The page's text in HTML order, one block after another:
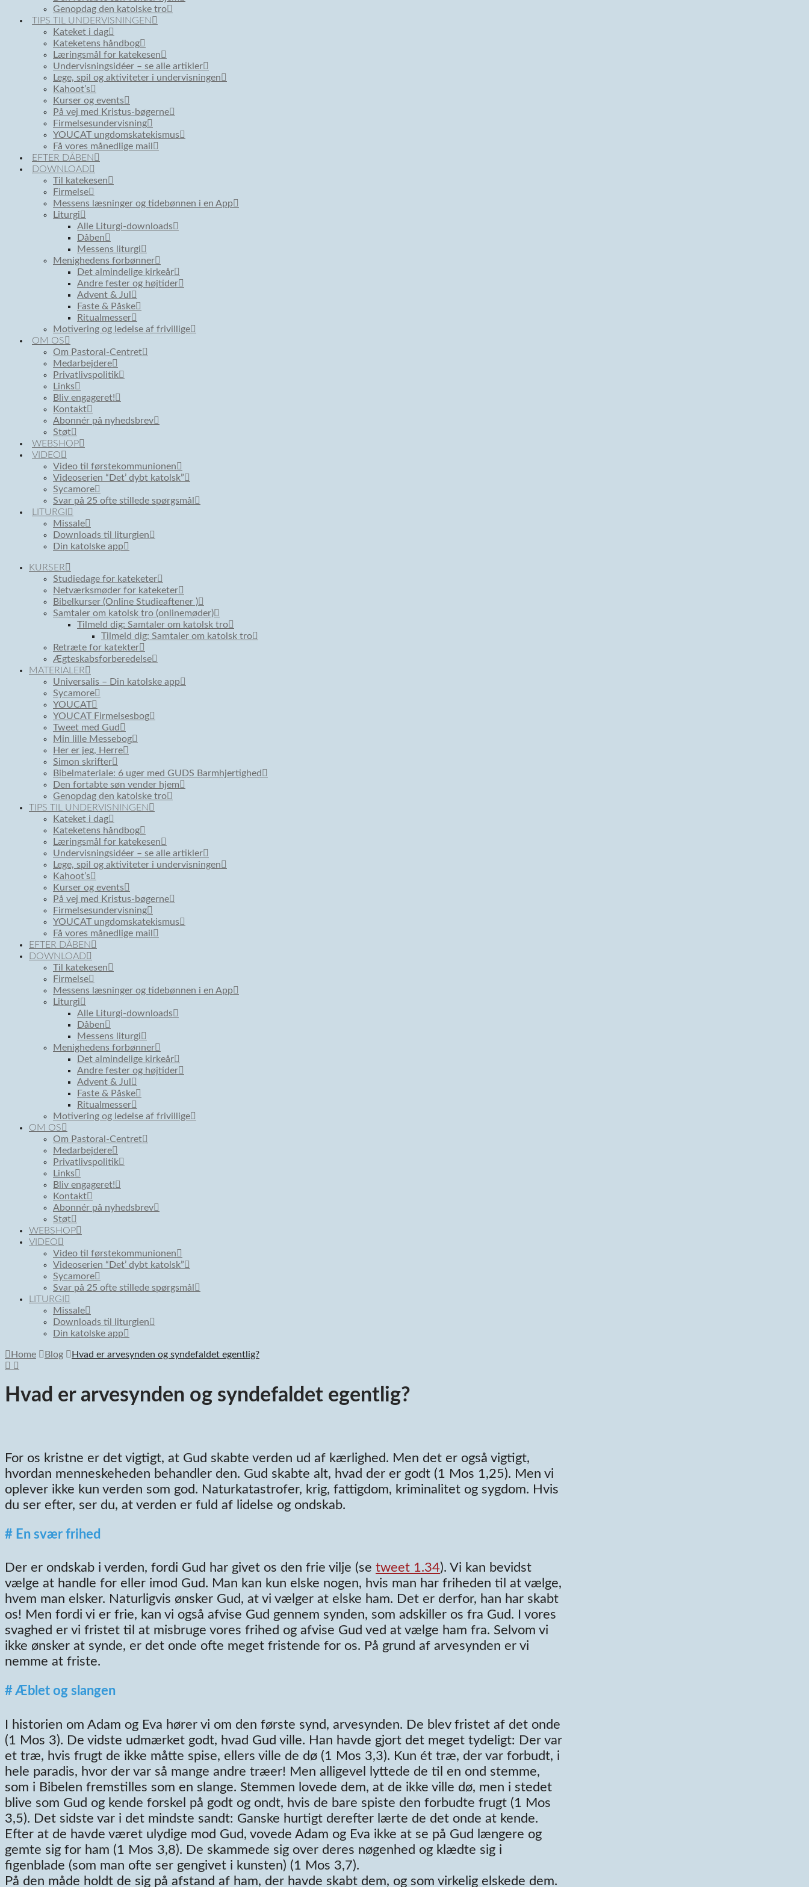
Genopdag den katolske tro
TIPS TIL UNDERVISNINGEN
Kateket i dag
Kateketens håndbog
Læringsmål for katekesen
Undervisningsidéer – se alle artikler
Lege, spil og aktiviteter i undervisningen
Kahoot’s
Kurser og events
På vej med Kristus-bøgerne
Firmelsesundervisning
YOUCAT ungdomskatekismus
Få vores månedlige mail
EFTER DÅBEN
DOWNLOAD
Til katekesen
Firmelse
Messens læsninger og tidebønnen i en App
Liturgi
Alle Liturgi-downloads
Dåben
Messens liturgi
Menighedens forbønner
Det almindelige kirkeår
Andre fester og højtider
Advent & Jul
Faste & Påske
Ritualmesser
Motivering og ledelse af frivillige
OM OS
Om Pastoral-Centret
Medarbejdere
Privatlivspolitik
Links
Bliv engageret!
Kontakt
Abonnér på nyhedsbrev
Støt
WEBSHOP
VIDEO
Video til førstekommunionen
Videoserien “Det’ dybt katolsk”
Sycamore
Svar på 25 ofte stillede spørgsmål
LITURGI
Missale
Downloads til liturgien
Din katolske app
KURSER
Studiedage for kateketer
Netværksmøder for kateketer
Bibelkurser (Online Studieaftener )
Samtaler om katolsk tro (onlinemøder)
Tilmeld dig: Samtaler om katolsk tro
Tilmeld dig: Samtaler om katolsk tro
Retræte for katekter
Ægteskabsforberedelse
MATERIALER
Universalis – Din katolske app
Sycamore
YOUCAT
YOUCAT Firmelsesbog
Tweet med Gud
Min lille Messebog
Her er jeg, Herre
Simon skrifter
Bibelmateriale: 6 uger med GUDS Barmhjertighed
Den fortabte søn vender hjem
Genopdag den katolske tro
TIPS TIL UNDERVISNINGEN
Kateket i dag
Kateketens håndbog
Læringsmål for katekesen
Undervisningsidéer – se alle artikler
Lege, spil og aktiviteter i undervisningen
Kahoot’s
Kurser og events
På vej med Kristus-bøgerne
Firmelsesundervisning
YOUCAT ungdomskatekismus
Få vores månedlige mail
EFTER DÅBEN
DOWNLOAD
Til katekesen
Firmelse
Messens læsninger og tidebønnen i en App
Liturgi
Alle Liturgi-downloads
Dåben
Messens liturgi
Menighedens forbønner
Det almindelige kirkeår
Andre fester og højtider
Advent & Jul
Faste & Påske
Ritualmesser
Motivering og ledelse af frivillige
OM OS
Om Pastoral-Centret
Medarbejdere
Privatlivspolitik
Links
Bliv engageret!
Kontakt
Abonnér på nyhedsbrev
Støt
WEBSHOP
VIDEO
Video til førstekommunionen
Videoserien “Det’ dybt katolsk”
Sycamore
Svar på 25 ofte stillede spørgsmål
LITURGI
Missale
Downloads til liturgien
Din katolske app
Home Blog Hvad er arvesynden og syndefaldet egentlig?
Hvad er arvesynden og syndefaldet egentlig?
For os kristne er det vigtigt, at Gud skabte verden ud af kærlighed. Men det er også vigtigt,
hvordan menneskeheden behandler den. Gud skabte alt, hvad der er godt (1 Mos 1,25). Men vi
oplever ikke kun verden som god. Naturkatastrofer, krig, fattigdom, kriminalitet og sygdom. Hvis
du ser efter, ser du, at verden er fuld af lidelse og ondskab.
# En svær frihed
Der er ondskab i verden, fordi Gud har givet os den frie vilje (se tweet 1.34). Vi kan bevidst
vælge at handle for eller imod Gud. Man kan kun elske nogen, hvis man har friheden til at vælge,
hvem man elsker. Naturligvis ønsker Gud, at vi vælger at elske ham. Det er derfor, han har skabt
os! Men fordi vi er frie, kan vi også afvise Gud gennem synden, som adskiller os fra Gud. I vores
svaghed er vi fristet til at misbruge vores frihed og afvise Gud ved at vælge ham fra. Selvom vi
ikke ønsker at synde, er det onde ofte meget fristende for os. På grund af arvesynden er vi
nemme at friste.
# Æblet og slangen
I historien om Adam og Eva hører vi om den første synd, arvesynden. De blev fristet af det onde
(1 Mos 3). De vidste udmærket godt, hvad Gud ville. Han havde gjort det meget tydeligt: Der var
et træ, hvis frugt de ikke måtte spise, ellers ville de dø (1 Mos 3,3). Kun ét træ, der var forbudt, i
hele paradis, hvor der var så mange andre træer! Men alligevel lyttede de til en ond stemme,
som i Bibelen fremstilles som en slange. Stemmen lovede dem, at de ikke ville dø, men i stedet
blive som Gud og kende forskel på godt og ondt, hvis de bare spiste den forbudte frugt (1 Mos
3,5). Det sidste var i det mindste sandt: Ganske hurtigt derefter lærte de det onde at kende.
Efter at de havde været ulydige mod Gud, vovede Adam og Eva ikke at se på Gud længere og
gemte sig for ham (1 Mos 3,8). De skammede sig over deres nøgenhed og klædte sig i
figenblade (som man ofte ser gengivet i kunsten) (1 Mos 3,7).
På den måde holdt de sig på afstand af ham, der havde skabt dem, og som virkelig elskede dem.